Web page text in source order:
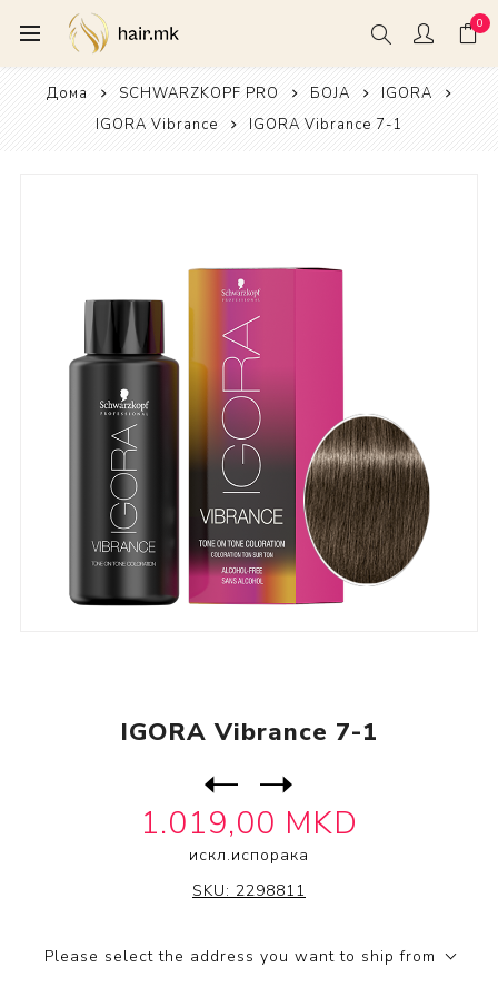
0
Дома SCHWARZKOPF PRO БОЈА
IGORA
IGORA Vibrance
IGORA Vibrance 7-1
IGORA Vibrance 7-1
1.019,00 MKD
искл.испорака
IGORA
SKU: 2298811
Please select the address you want to ship from